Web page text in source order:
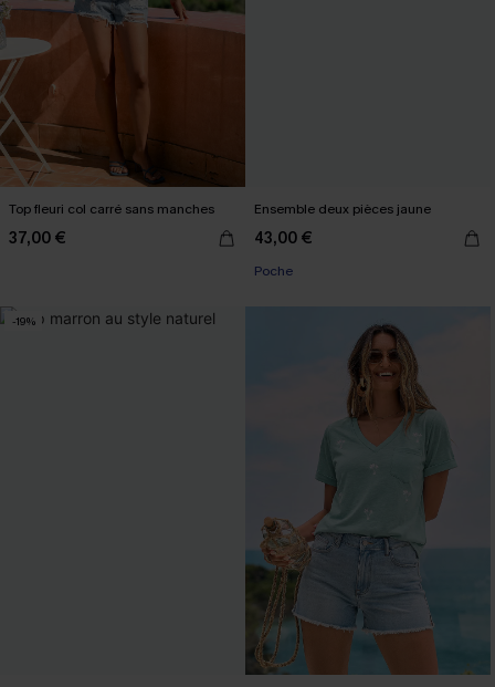
Top fleuri col carré sans manches
37,00 €
Ensemble deux pièces jaune
43,00 €
Poche
-19%